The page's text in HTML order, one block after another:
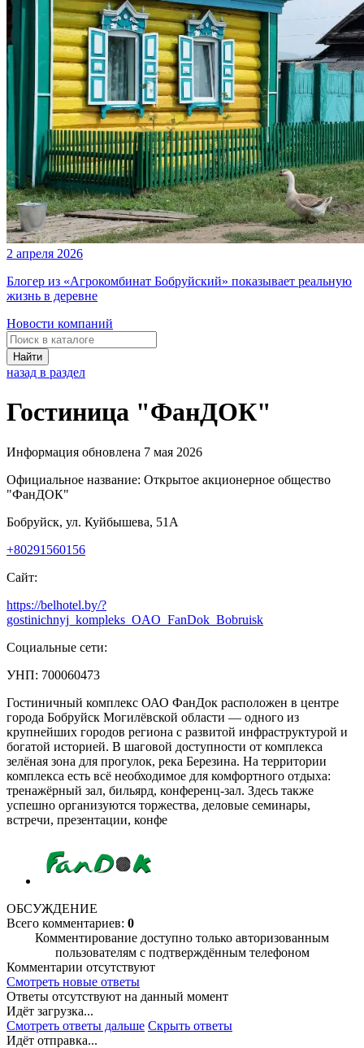
2 апреля 2026
Блогер из «Агрокомбинат Бобруйский» показывает реальную
жизнь в деревне
Новости компаний
Найти
назад в раздел
Гостиница "ФанДОК"
Информация обновлена 7 мая 2026
Официальное название: Открытое акционерное общество
"ФанДОК"
Бобруйск, ул. Куйбышева, 51А
+80291560156
Сайт:
https://belhotel.by/?
gostinichnyj_kompleks_OAO_FanDok_Bobruisk
Социальные сети:
УНП: 700060473
Гостиничный комплекс ОАО ФанДок расположен в центре
города Бобруйск Могилёвской области — одного из
крупнейших городов региона с развитой инфраструктурой и
богатой историей. В шаговой доступности от комплекса
зелёная зона для прогулок, река Березина. На территории
комплекса есть всё необходимое для комфортного отдыха:
тренажёрный зал, бильярд, конференц-зал. Здесь также
успешно организуются торжества, деловые семинары,
встречи, презентации, конфе
ОБСУЖДЕНИЕ
Всего комментариев: 0
Комментирование доступно только авторизованным
пользователям с подтверждённым телефоном
Комментарии отсутствуют
Смотреть новые ответы
Ответы отсутствуют на данный момент
Идёт загрузка...
Смотреть ответы дальше Скрыть ответы
Идёт отправка...